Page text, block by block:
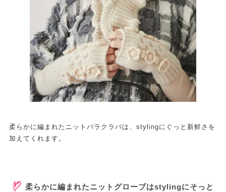
柔らかに編まれたニットバラクラバは、stylingにぐっと新鮮さを
加えてくれます。
柔らかに編まれたニットグローブはstylingにそっと